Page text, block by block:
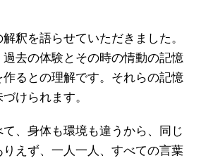
釈を語らせていただきました。
去の体験とその時の情動の記憶
るとの理解です。それらの記憶
けられます。
、身体も環境も違うから、同じ
えず、一人一人、すべての言葉